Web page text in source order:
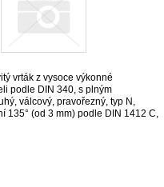
vrták z vysoce výkonné
podle DIN 340, s plným
válcový, pravořezný, typ N,
135° (od 3 mm) podle DIN 1412 C,